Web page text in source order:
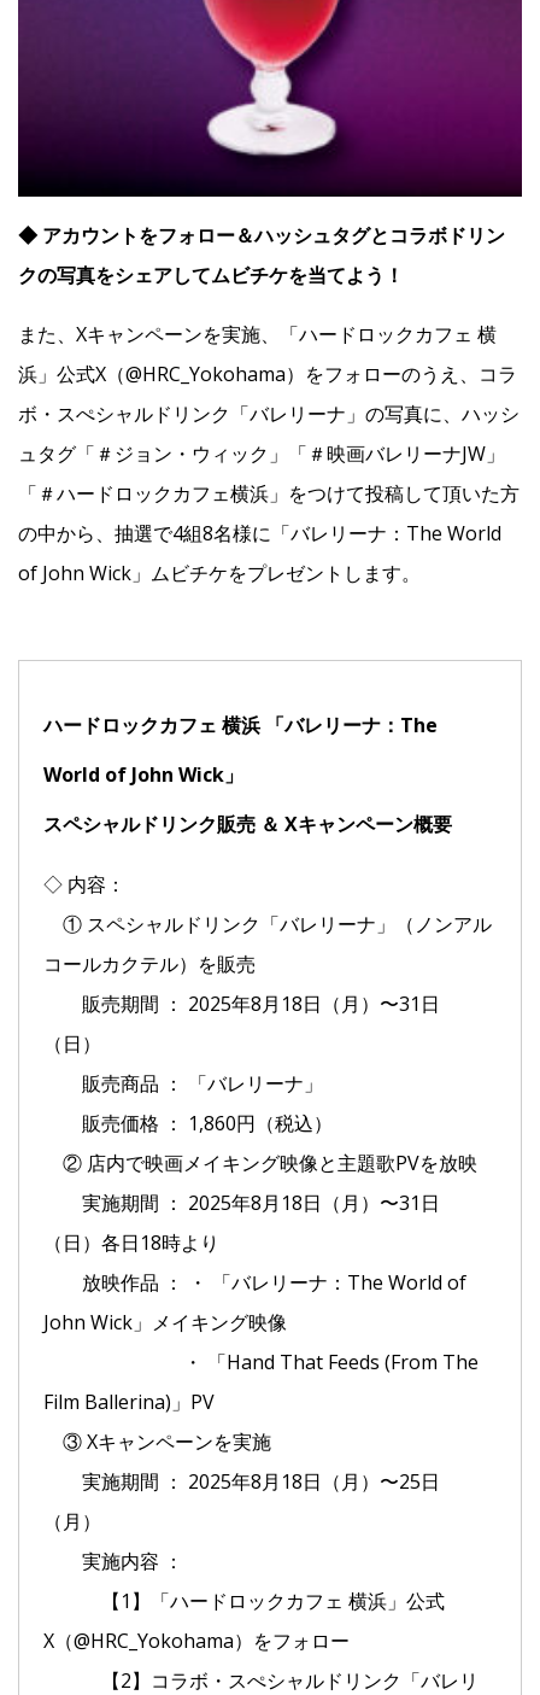
◆ アカウントをフォロー＆ハッシュタグとコラボドリン
クの写真をシェアしてムビチケを当てよう！
また、Xキャンペーンを実施、「ハードロックカフェ 横
浜」公式X（@HRC_Yokohama）をフォローのうえ、コラ
ボ・スぺシャルドリンク「バレリーナ」の写真に、ハッシ
ュタグ「＃ジョン・ウィック」「＃映画バレリーナJW」
「＃ハードロックカフェ横浜」をつけて投稿して頂いた方
の中から、抽選で4組8名様に「バレリーナ：The World
of John Wick」ムビチケをプレゼントします。
ハードロックカフェ 横浜 「バレリーナ：The
World of John Wick」
スペシャルドリンク販売 ＆ Xキャンペーン概要
◇ 内容：
① スペシャルドリンク「バレリーナ」（ノンアル
コールカクテル）を販売
販売期間 ： 2025年8月18日（月）〜31日
（日）
販売商品 ： 「バレリーナ」
販売価格 ： 1,860円（税込）
② 店内で映画メイキング映像と主題歌PVを放映
実施期間 ： 2025年8月18日（月）〜31日
（日）各日18時より
放映作品 ： ・ 「バレリーナ：The World of
John Wick」メイキング映像
・ 「Hand That Feeds (From The
Film Ballerina)」PV
③ Xキャンペーンを実施
実施期間 ： 2025年8月18日（月）〜25日
（月）
実施内容 ：
【1】「ハードロックカフェ 横浜」公式
X（@HRC_Yokohama）をフォロー
【2】コラボ・スぺシャルドリンク「バレリ